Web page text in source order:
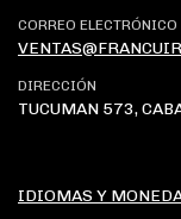
CORREO ELECTRÓNICO
DIRECCIÓN
TUCUMAN 573,
IDIOMAS Y